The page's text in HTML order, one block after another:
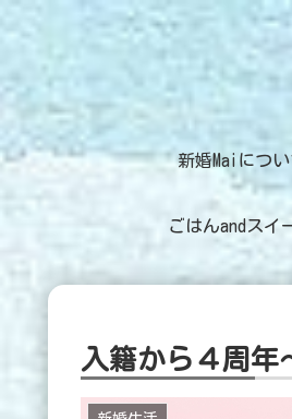
新婚Maiにつ
ごはんandスイ
入籍から４周年